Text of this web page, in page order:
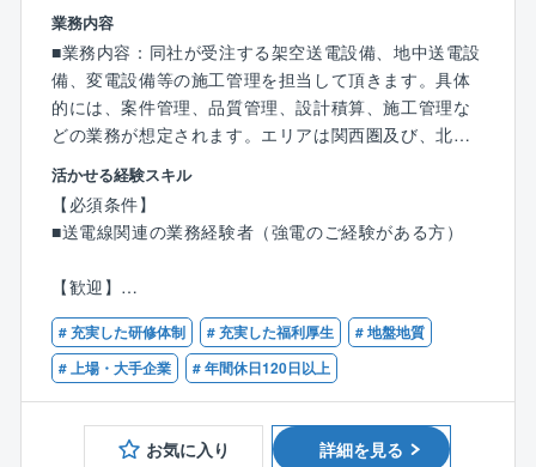
◇電気設備業界における長年の実績：電気設備を中心
に、電力設備・屋外通信設備・情報ネットワーク設
備・機械設備・プラント設備を含めた、総合エンジニ
アリング企業として、幅広い事業領域・長年の信頼と
実績・高い技術力を誇ります。
◇積極的な海外展開：同社は50カ国以上にわたり、19
60年代後半から幅広い分野の設備工事で実績を残して
きました。同社は国内だけではなく、海外への事業展
開に注力しています。現状の売上比率も２割を超えて
るべく、今後もグローバル化に力を入れていきます。
◇充実した研修制度：『社員の成長が同社の成長の源
泉』であり、『人を育てる会社、人が育つ会社』が同
社の基本的な考え方になります。そのため、設計・積
算実習、電工技能実習、安全品質講習など全50を超え
るプログラムがあり、資格講習など資格の取得を推進
しています。
業務内容
■業務内容：同社が受注する架空送電設備、地中送電設
備、変電設備等の施工管理を担当して頂きます。具体
的には、案件管理、品質管理、設計積算、施工管理な
どの業務が想定されます。エリアは関西圏及び、北陸
エリアがメインです。出張ベースでご対応を頂く事に
なります。
※工期：概ね1年程度となります。
おります。
・袖ヶ浦火力発電所ガスエンジン発電設備（2011年竣
工／千葉）
・姫路支線NO.20－24移設および除却（2011年竣工／
兵庫）
・信貴敷津線NO.60－63移設および除却（2011年竣工
活かせる経験スキル
【必須条件】
■送電線関連の業務経験者（強電のご経験がある方）
【歓迎】
■1級電気工事施工管理技士の有資格者、もしくは取得
見込みの方
# 充実した研修体制 # 充実した福利厚生
# 地盤地質
# 上場・大手企業
# 年間休日120日以上
お気に入り 詳細を見る